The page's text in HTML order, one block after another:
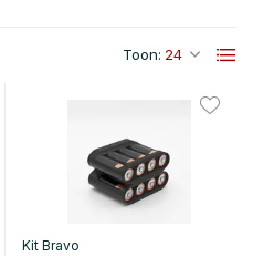
Toon:
Kit Bravo